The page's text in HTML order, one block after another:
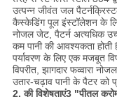
उत्पन्न जीवंत जल पैटर्न
कैस्केडिंग पूल इंस्टॉलेशन के
नोजल जेट, पैटर्न अत्यधिक
कम पानी की आवश्यकता होती
पर्यावरण के लिए एक मजबूत
विपरीत, झागदार फव्वारा
उतार-चढ़ाव पानी के पैटर को
2. की विशेषताएं3 "पीतल